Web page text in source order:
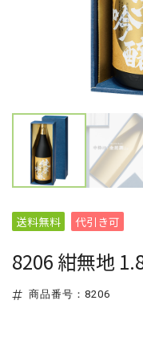
送料無料 代引き可
8206 紺無地
商品番号：8206